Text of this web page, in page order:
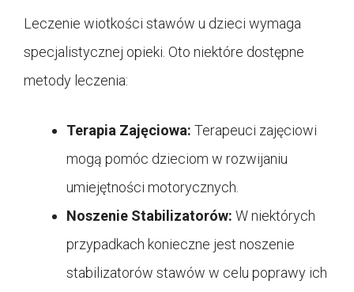
Leczenie wiotkości stawów u dzieci wymaga
specjalistycznej opieki. Oto niektóre dostępne
metody leczenia:
Terapia Zajęciowa: Terapeuci zajęciowi
mogą pomóc dzieciom w rozwijaniu
umiejętności motorycznych.
Noszenie Stabilizatorów: W niektórych
przypadkach konieczne jest noszenie
stabilizatorów stawów w celu poprawy ich